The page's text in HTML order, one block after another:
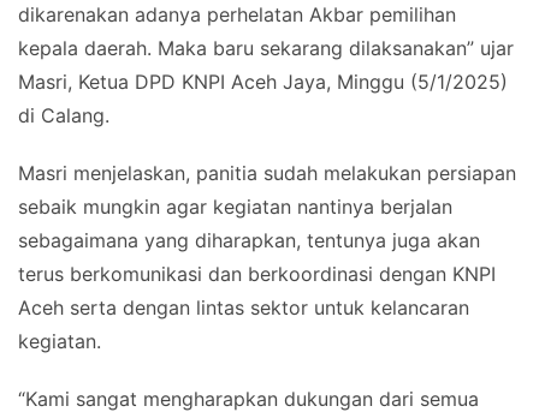
dikarenakan adanya perhelatan Akbar pemilihan
kepala daerah. Maka baru sekarang dilaksanakan” ujar
Masri, Ketua DPD KNPI Aceh Jaya, Minggu (5/1/2025)
di Calang.
Masri menjelaskan, panitia sudah melakukan persiapan
sebaik mungkin agar kegiatan nantinya berjalan
sebagaimana yang diharapkan, tentunya juga akan
terus berkomunikasi dan berkoordinasi dengan KNPI
Aceh serta dengan lintas sektor untuk kelancaran
kegiatan.
“Kami sangat mengharapkan dukungan dari semua